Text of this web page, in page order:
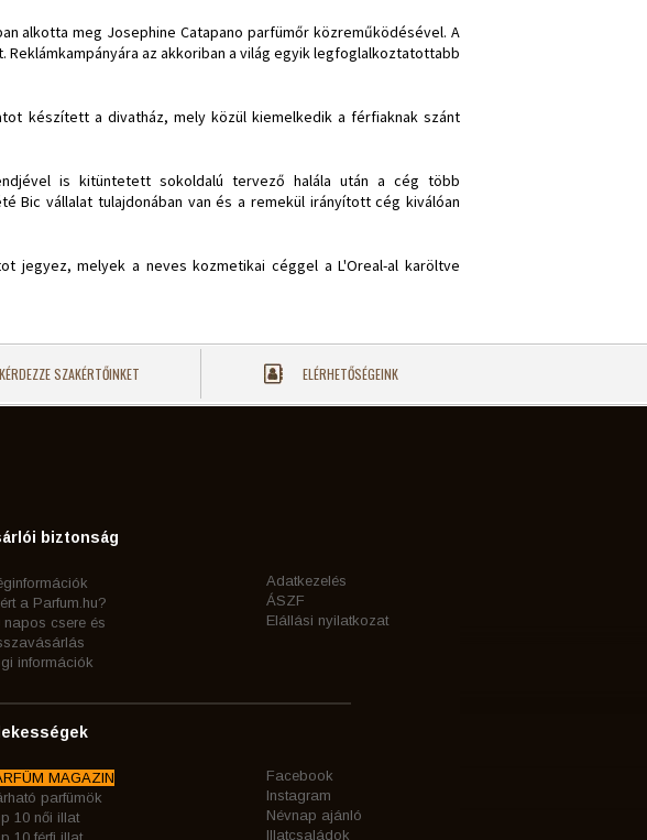
alkotta meg Josephine Catapano parfümőr közreműködésével. A
az akkoriban a világ egyik legfoglalkoztatottabb
készített a divatház, mely közül kiemelkedik a férfiaknak szánt
is kitüntetett sokoldalú tervező halála után a cég több
Bic vállalat tulajdonában van és a remekül irányított cég kiválóan
jegyez, melyek a neves kozmetikai céggel a L'Oreal-al karöltve
KÉRDEZZE SZAKÉRTŐINKET ELÉRHETŐSÉGEINK
biztonság
a Parfum.hu?
napos csere és
információk
Adatkezelés
ÁSZF
Elállási nyilatkozat
MAGAZIN
parfümök
10 női illat
10 férfi illat
Facebook
Instagram
Névnap ajánló
Illatcsaládok